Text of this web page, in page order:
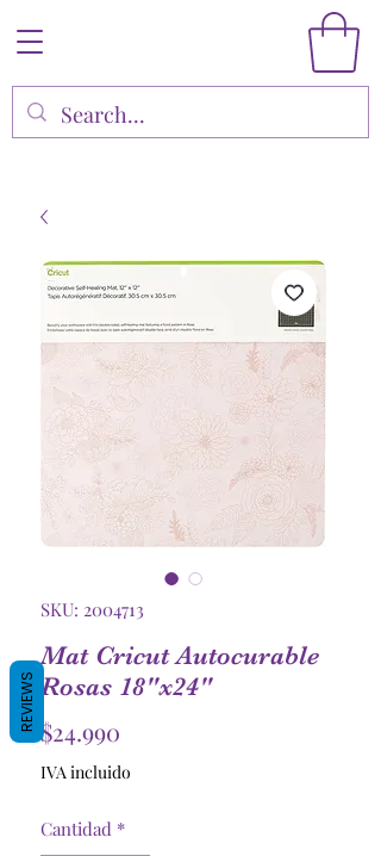
SKU: 2004713
Mat Cricut Autocurable
Rosas 18"x24"
$24.990
IVA incluido
Cantidad *
REVIEWS